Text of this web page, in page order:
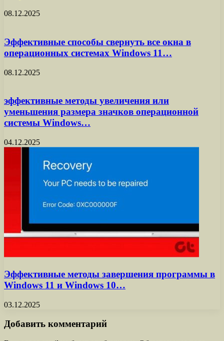
08.12.2025
Эффективные способы свернуть все окна в
операционных системах Windows 11…
08.12.2025
эффективные методы увеличения или
уменьшения размера значков операционной
системы Windows…
04.12.2025
Эффективные методы завершения программы в
Windows 11 и Windows 10…
03.12.2025
Добавить комментарий